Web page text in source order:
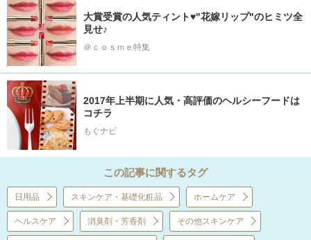
大賞受賞の人気ティント♥"花嫁リップ"のヒミツ全
見せ♪
＠ｃｏｓｍｅ特集
2017年上半期に人気・高評価のヘルシーフードは
コチラ
もぐナビ
この記事に関するタグ
日用品 スキンケア・基礎化粧品 ホームケア
ヘルスケア 消臭剤・芳香剤 その他スキンケア